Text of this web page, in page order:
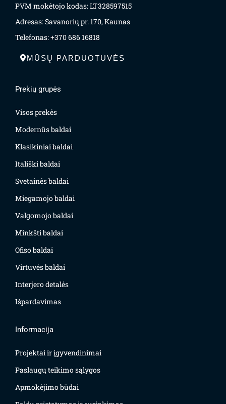
PVM mokėtojo kodas: LT328597515
Adresas: Savanorių pr. 170, Kaunas
Telefonas: +370 686 16818
MŪSŲ PARDUOTUVĖS
Prekių grupės
Visos prekės
Modernūs baldai
Klasikiniai baldai
Itališki baldai
Svetainės baldai
Miegamojo baldai
Valgomojo baldai
Minkšti baldai
Ofiso baldai
Virtuvės baldai
Interjero detalės
Išpardavimas
Informacija
Projektai ir įgyvendinimai
Paslaugų teikimo sąlygos
Apmokėjimo būdai